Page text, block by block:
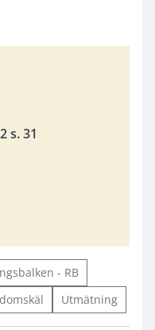
s. 31
- RB
Utmätning